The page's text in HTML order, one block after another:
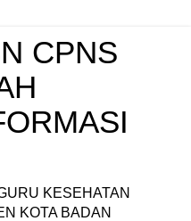
CPNS
KESEHATAN
KOTA BADAN